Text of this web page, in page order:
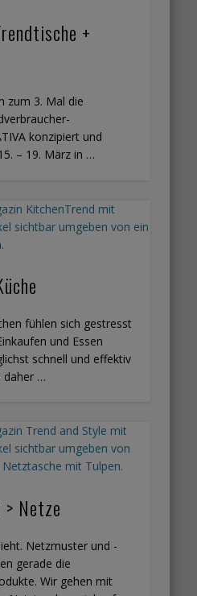
+
zum 3. Mal die
konzipiert und
– 19. März in …
fühlen sich gestresst
und Essen
schnell und effektiv
daher …
Netze
Netzmuster und -
gerade die
Wir gehen mit